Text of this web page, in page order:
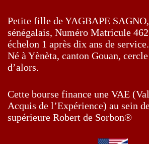
Petite fille de YAGBAPE
sénégalais, Numéro Matricule
échelon 1 après dix ans de service.
Né à Yènèta, canton Gouan,
d’alors.
Cette bourse finance une VAE
Acquis de l’Expérience) au sein
supérieure Robert de Sorbon®